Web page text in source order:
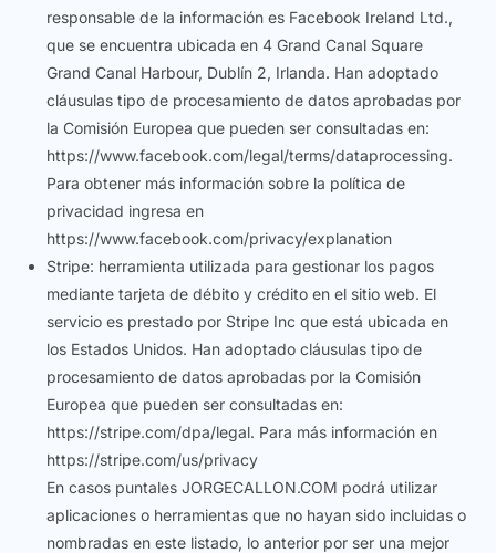
responsable de la información es Facebook Ireland Ltd.,
que se encuentra ubicada en 4 Grand Canal Square
Grand Canal Harbour, Dublín 2, Irlanda. Han adoptado
cláusulas tipo de procesamiento de datos aprobadas por
la Comisión Europea que pueden ser consultadas en:
https://www.facebook.com/legal/terms/dataprocessing.
Para obtener más información sobre la política de
privacidad ingresa en
https://www.facebook.com/privacy/explanation
Stripe: herramienta utilizada para gestionar los pagos
mediante tarjeta de débito y crédito en el sitio web. El
servicio es prestado por Stripe Inc que está ubicada en
los Estados Unidos. Han adoptado cláusulas tipo de
procesamiento de datos aprobadas por la Comisión
Europea que pueden ser consultadas en:
https://stripe.com/dpa/legal. Para más información en
https://stripe.com/us/privacy
En casos puntales JORGECALLON.COM podrá utilizar
aplicaciones o herramientas que no hayan sido incluidas o
nombradas en este listado, lo anterior por ser una mejor